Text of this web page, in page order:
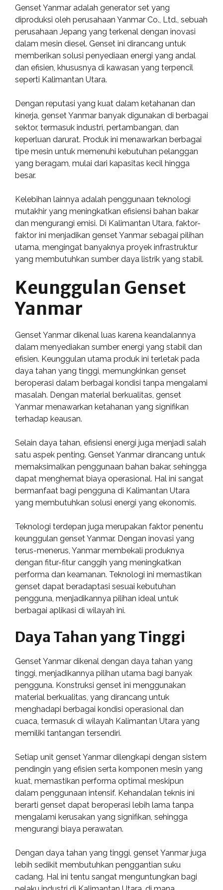
Genset Yanmar adalah generator set yang
diproduksi oleh perusahaan Yanmar Co., Ltd., sebuah
perusahaan Jepang yang terkenal dengan inovasi
dalam mesin diesel. Genset ini dirancang untuk
memberikan solusi penyediaan energi yang andal
dan efisien, khususnya di kawasan yang terpencil
seperti Kalimantan Utara.
Dengan reputasi yang kuat dalam ketahanan dan
kinerja, genset Yanmar banyak digunakan di berbagai
sektor, termasuk industri, pertambangan, dan
keperluan darurat. Produk ini menawarkan berbagai
tipe mesin untuk memenuhi kebutuhan pelanggan
yang beragam, mulai dari kapasitas kecil hingga
besar.
Kelebihan lainnya adalah penggunaan teknologi
mutakhir yang meningkatkan efisiensi bahan bakar
dan mengurangi emisi. Di Kalimantan Utara, faktor-
faktor ini menjadikan genset Yanmar sebagai pilihan
utama, mengingat banyaknya proyek infrastruktur
yang membutuhkan sumber daya listrik yang stabil.
Keunggulan Genset
Yanmar
Genset Yanmar dikenal luas karena keandalannya
dalam menyediakan sumber energi yang stabil dan
efisien. Keunggulan utama produk ini terletak pada
daya tahan yang tinggi, memungkinkan genset
beroperasi dalam berbagai kondisi tanpa mengalami
masalah. Dengan material berkualitas, genset
Yanmar menawarkan ketahanan yang signifikan
terhadap keausan.
Selain daya tahan, efisiensi energi juga menjadi salah
satu aspek penting. Genset Yanmar dirancang untuk
memaksimalkan penggunaan bahan bakar, sehingga
dapat menghemat biaya operasional. Hal ini sangat
bermanfaat bagi pengguna di Kalimantan Utara
yang membutuhkan solusi energi yang ekonomis.
Teknologi terdepan juga merupakan faktor penentu
keunggulan genset Yanmar. Dengan inovasi yang
terus-menerus, Yanmar membekali produknya
dengan fitur-fitur canggih yang meningkatkan
performa dan keamanan. Teknologi ini memastikan
genset dapat beradaptasi sesuai kebutuhan
pengguna, menjadikannya pilihan ideal untuk
berbagai aplikasi di wilayah ini.
Daya Tahan yang Tinggi
Genset Yanmar dikenal dengan daya tahan yang
tinggi, menjadikannya pilihan utama bagi banyak
pengguna. Konstruksi genset ini menggunakan
material berkualitas, yang dirancang untuk
menghadapi berbagai kondisi operasional dan
cuaca, termasuk di wilayah Kalimantan Utara yang
memiliki tantangan tersendiri.
Setiap unit genset Yanmar dilengkapi dengan sistem
pendingin yang efisien serta komponen mesin yang
kuat, memastikan performa optimal meskipun
dalam penggunaan intensif. Kehandalan teknis ini
berarti genset dapat beroperasi lebih lama tanpa
mengalami kerusakan yang signifikan, sehingga
mengurangi biaya perawatan.
Dengan daya tahan yang tinggi, genset Yanmar juga
lebih sedikit membutuhkan penggantian suku
cadang. Hal ini tentu sangat menguntungkan bagi